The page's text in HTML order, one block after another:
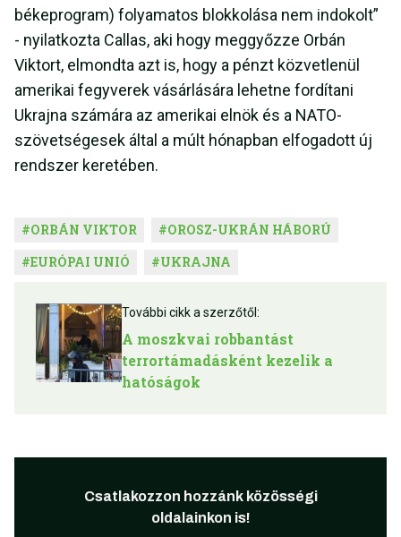
békeprogram) folyamatos blokkolása nem indokolt”
- nyilatkozta Callas, aki hogy meggyőzze Orbán
Viktort, elmondta azt is, hogy a pénzt közvetlenül
amerikai fegyverek vásárlására lehetne fordítani
Ukrajna számára az amerikai elnök és a NATO-
szövetségesek által a múlt hónapban elfogadott új
rendszer keretében.
#ORBÁN VIKTOR #OROSZ-UKRÁN HÁBORÚ
#EURÓPAI UNIÓ #UKRAJNA
További cikk a szerzőtől:
A moszkvai robbantást
terrortámadásként kezelik a
hatóságok
Csatlakozzon hozzánk közösségi
oldalainkon is!